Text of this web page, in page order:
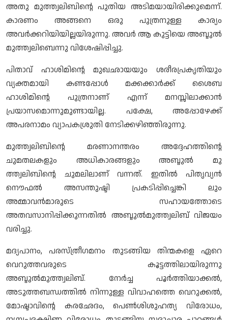
അതു മുത്ത്വലിബിന്റെ പുതിയ അടിമയായിരിക്കുമെന്ന്.
കാരണം അങ്ങനെ ഒരു പുത്രനുള്ള കാര്യം
അവര്‍ക്കറിയിയില്ലയിരുന്നു. അവര്‍ ആ കുട്ടിയെ അബ്ദുല്‍
മുത്ത്വലിബെന്നു വിശേഷിപ്പിച്ചു.
പിതാവ് ഹാശിമിന്റെ മുഖഛായയും ശരീരപ്രകൃതിയും
വ്യക്തമായി കണ്ടപ്പോള്‍ മക്കക്കാര്‍ക്ക് ശൈബ
ഹാശിമിന്റെ പുത്രനാണ് എന്ന് മനസ്സിലാക്കാന്‍
പ്രയാസമൊന്നുമുണ്ടായില്ല. പക്ഷേ, അപ്പോഴേക്ക്
അപരനാമം വ്യാപകശ്രുതി നേടിക്കഴിഞ്ഞിരുന്നു.
മുത്ത്വലിബിന്റെ മരണാനന്തരം അദ്ദേഹത്തിന്റെ
ചുമതലകളും അധികാരങ്ങളും അബ്ദുല്‍ മു
ത്ത്വലിബിന്റെ ചുമലിലാണ് വന്നത്. ഇതില്‍ പിതൃവ്യന്‍
നൌഫല്‍ അസന്തുഷ്ടി പ്രകടിപ്പിച്ചെങ്കി ലും
അമ്മാവന്‍മാരുടെ സഹായത്തോടെ
അതവസാനിപ്പിക്കുന്നതില്‍ അബ്ദുല്‍മുത്ത്വലിബ് വിജയം
വരിച്ചു.
മദ്യപാനം, പരസ്ത്രീഗമനം തുടങ്ങിയ തിന്മകളെ ഏറെ
വെറുത്തവരുടെ കൂട്ടത്തിലായിരുന്നു
അബ്ദുല്‍മുത്ത്വലിബ്. നേര്‍ച്ച പൂര്‍ത്തിയാക്കല്‍,
അടുത്തബന്ധത്തില്‍ നിന്നുള്ള വിവാഹത്തെ വെറുക്കല്‍,
മോഷ്ടാവിന്റെ കരഛേദം, പെണ്‍ശിശുഹത്യ വിരോധം,